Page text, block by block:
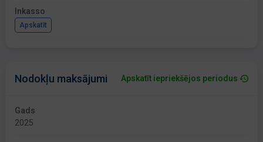
Inkasso
Apskatīt
Nodokļu maksājumi Apskatīt iepriekšējos periodus
Gads
2025